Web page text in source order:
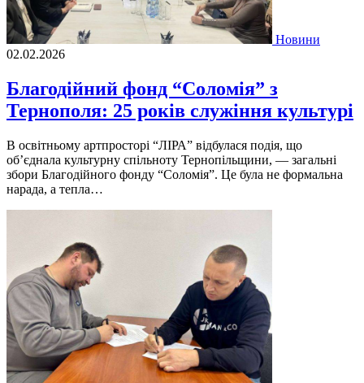
Новини
02.02.2026
Благодійний фонд “Соломія” з
Тернополя: 25 років служіння культурі
В освітньому артпросторі “ЛІРА” відбулася подія, що
об’єднала культурну спільноту Тернопільщини, — загальні
збори Благодійного фонду “Соломія”. Це була не формальна
нарада, а тепла…